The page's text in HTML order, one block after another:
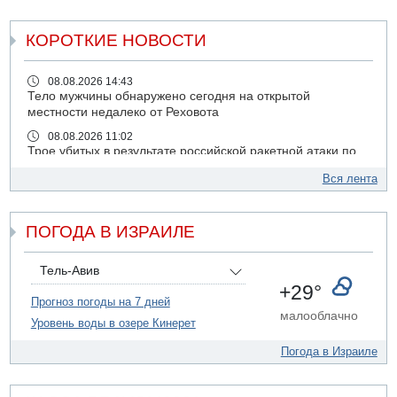
КОРОТКИЕ НОВОСТИ
08.08.2026 14:43
Тело мужчины обнаружено сегодня на открытой
местности недалеко от Реховота
08.08.2026 11:02
Трое убитых в результате российской ракетной атаки по
07.08.2026 20:43
07.08.2026 20:41
Ynet: "Хизбалла" запустила БПЛА со взрывчаткой по
07.08.2026 19:16
ДТП в Ашдоде: тяжело ранены двое маленьких детей
07.08.2026 19:14
Вся лента
ПОГОДА В ИЗРАИЛЕ
Тель-Авив
Прогноз погоды на 7 дней
Уровень воды в озере Кинерет
+29°
малооблачно
Погода в Израиле